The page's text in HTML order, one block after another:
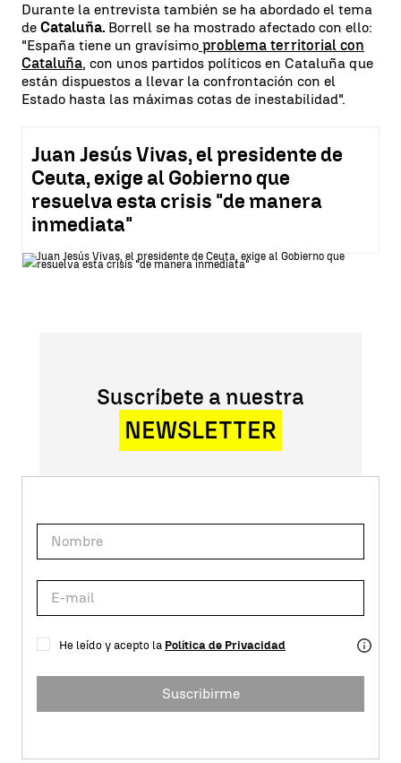
Durante la entrevista también se ha abordado el tema
de Cataluña. Borrell se ha mostrado afectado con ello:
"España tiene un gravísimo problema territorial con
Cataluña, con unos partidos políticos en Cataluña que
están dispuestos a llevar la confrontación con el
Estado hasta las máximas cotas de inestabilidad".
Juan Jesús Vivas, el presidente de
Ceuta, exige al Gobierno que
resuelva esta crisis "de manera
inmediata"
Suscríbete a nuestra
NEWSLETTER
He leído y acepto la Política de Privacidad
Suscribirme